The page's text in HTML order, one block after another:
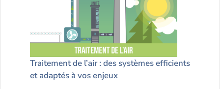
Traitement de l’air : des systèmes efficients
et adaptés à vos enjeux